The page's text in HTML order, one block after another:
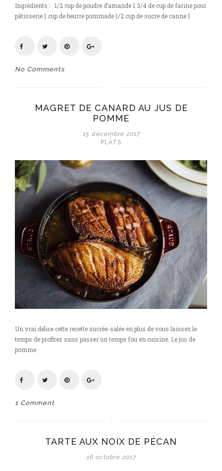
Ingrédients : 1/2 cup de poudre d’amande 1 3/4 de cup de farine pour
pâtisserie 1 cup de beurre pommade 1/2 cup de sucre de canne 1
No Comments
MAGRET DE CANARD AU JUS DE
POMME
15 décembre 2017
PLATS
Un vrai délice cette recette sucrée-salée en plus de vous laissez le
temps de profitez sans passer un temps fou en cuisine. Le jus de
pomme
1 Comment
TARTE AUX NOIX DE PÉCAN
16 octobre 2017